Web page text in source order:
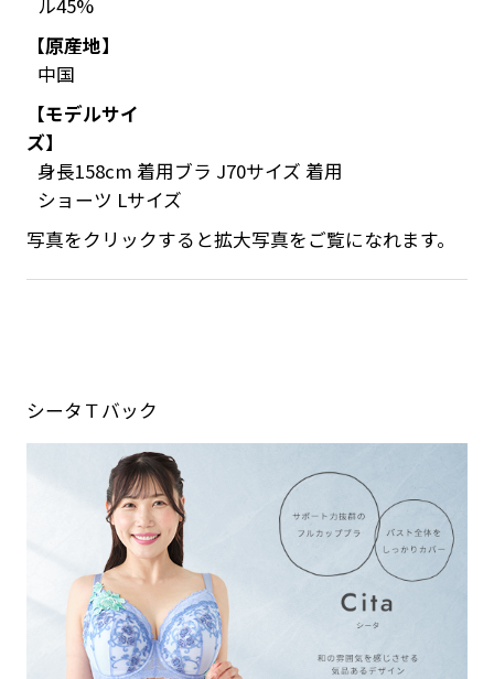
ル45%
【原産地】
中国
【モデルサイ
ズ】
身長158cm 着用ブラ J70サイズ 着用
ショーツ Lサイズ
写真をクリックすると拡大写真をご覧になれます。
シータＴバック